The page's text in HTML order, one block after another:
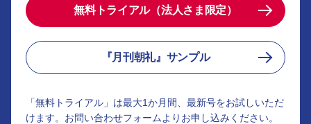
無料トライアル（法人さま限定）
『月刊朝礼』サンプル
「無料トライアル」は最大1か月間、最新号をお試しいただ
けます。お問い合わせフォームよりお申し込みください。